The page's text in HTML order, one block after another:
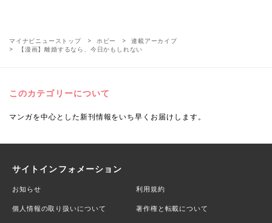
マイナビニューストップ ホビー
連載アーカイブ
【漫画】離婚するなら、今日かもしれない
このカテゴリーについて
マンガを中心とした新刊情報をいち早くお届けします。
サイトインフォメーション
お知らせ 利用規約
個人情報の取り扱いについて 著作権と転載について